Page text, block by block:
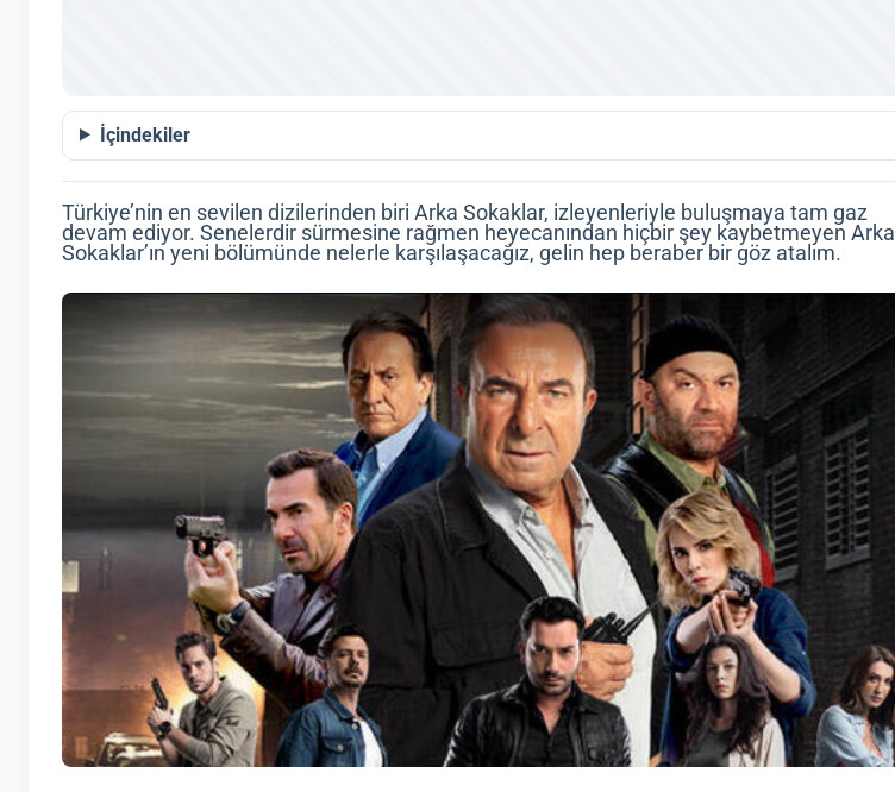
İçindekiler
Türkiye’nin en sevilen dizilerinden biri Arka Sokaklar, izleyenleriyle buluşmaya tam gaz
devam ediyor. Senelerdir sürmesine rağmen heyecanından hiçbir şey kaybetmeyen Arka
Sokaklar’ın yeni bölümünde nelerle karşılaşacağız, gelin hep beraber bir göz atalım.